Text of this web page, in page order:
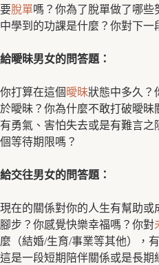
要脫單嗎？你為了脫單做了哪些
中學到的功課是什麼？你對下一
給曖昧男女的問答題：
你打算在這個 曖昧狀態中多久？
於曖昧？你為什麼不敢打破曖昧
有勇氣、害怕失去或是有難言之
個等待期限嗎？
給交往男女的問答題：
現在的關係對你的人生有幫助或
腳步？你感覺快樂幸福嗎？你對
麼（結婚/生育/事業等其他），
這是一段短期陪伴關係或是長期